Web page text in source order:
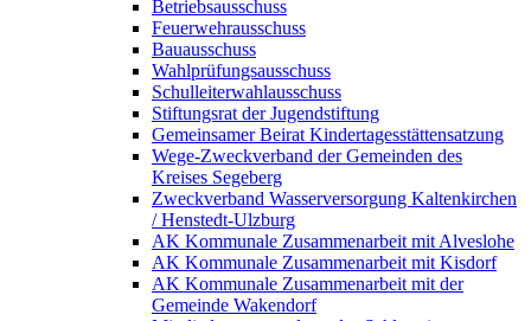
Betriebsausschuss
Feuerwehrausschuss
Bauausschuss
Wahlprüfungsausschuss
Schulleiterwahlausschuss
Stiftungsrat der Jugendstiftung
Gemeinsamer Beirat Kindertagesstättensatzung
Wege-Zweckverband der Gemeinden des
Kreises Segeberg
Zweckverband Wasserversorgung Kaltenkirchen
/ Henstedt-Ulzburg
AK Kommunale Zusammenarbeit mit Alveslohe
AK Kommunale Zusammenarbeit mit Kisdorf
AK Kommunale Zusammenarbeit mit der
Gemeinde Wakendorf